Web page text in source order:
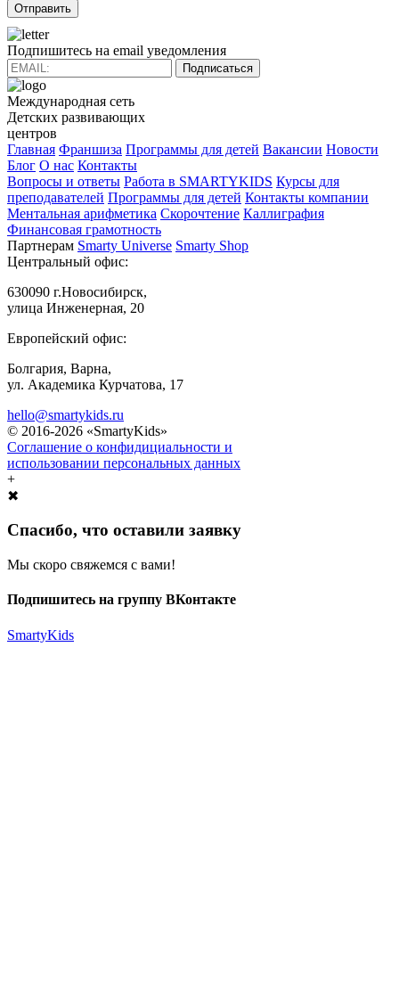
Подпишитесь на email уведомления
Подписаться
Международная сеть
Детских развивающих
центров
Главная Франшиза Программы для детей Вакансии Новости
Блог О нас Контакты
Вопросы и ответы Работа в SMARTYKIDS Курсы для
преподавателей Программы для детей Контакты компании
Ментальная арифметика Скорочтение Каллиграфия
Финансовая грамотность
Партнерам Smarty Universe Smarty Shop
Центральный офис:
630090 г.Новосибирск,
улица Инженерная, 20
Европейский офис:
Болгария, Варна,
ул. Академика Курчатова, 17
hello@smartykids.ru
© 2016-2026 «SmartyKids»
Соглашение о конфидициальности и
использовании персональных данных
+
✖
Спасибо, что оставили заявку
Мы скоро свяжемся с вами!
Подпишитесь на группу ВКонтакте
SmartyKids